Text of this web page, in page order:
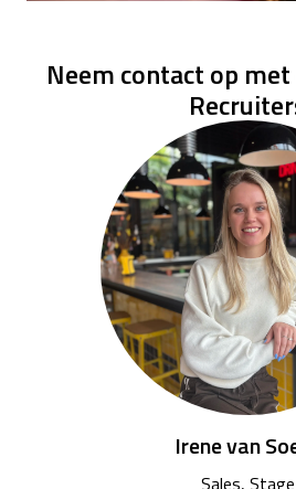
Neem contact op
Irene van
Sales, Stage